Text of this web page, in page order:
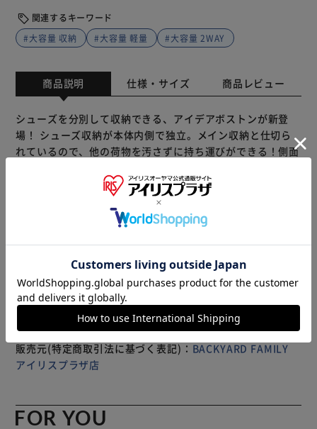
関連するキーワード
#大容量 収納
#大容量 軽量 #大容量 2WAY
商品説明 仕様・サイズ 商品レビュー
シューズを分別して収納できる、アイデアボストンが新登
場！ シューズ収納が本体内側で独立。メイン収納と仕切ら
れているので、他の荷物を汚さずに持ち運びができる！側面
節可能なショルダーベルトが付属しているので、手持ちでも
肩掛けでも使える2WAY仕様。 容量は約43リットルとたっ
ぷり。 シューズだけでなく汚れ物の分別収納にも。スポー
※製品は予告なく仕様を変更する場合がございます。あらか
販売元(特定商取引法に基づく表記)： BACKYARD FAMILY
アイリスプラザ店
FOR YOU